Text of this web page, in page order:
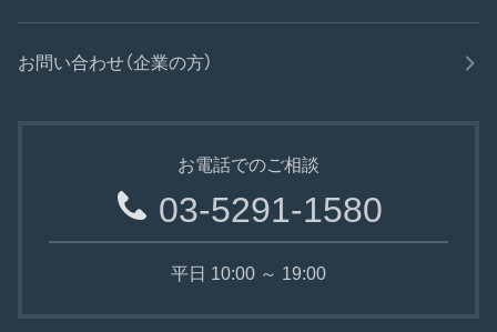
お問い合わせ（企業の方）
お電話でのご相談
03-5291-1580
平日 10:00 ～ 19:00